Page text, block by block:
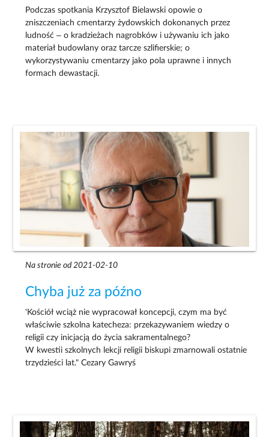
Podczas spotkania Krzysztof Bielawski opowie o
zniszczeniach cmentarzy żydowskich dokonanych przez
ludność – o kradzieżach nagrobków i używaniu ich jako
materiał budowlany oraz tarcze szlifierskie; o
wykorzystywaniu cmentarzy jako pola uprawne i innych
formach dewastacji.
Na stronie od 2021-02-10
Chyba już za późno
'Kościół wciąż nie wypracował koncepcji, czym ma być
właściwie szkolna katecheza: przekazywaniem wiedzy o
religii czy inicjacją do życia sakramentalnego?
W kwestii szkolnych lekcji religii biskupi zmarnowali ostatnie
trzydzieści lat." Cezary Gawryś